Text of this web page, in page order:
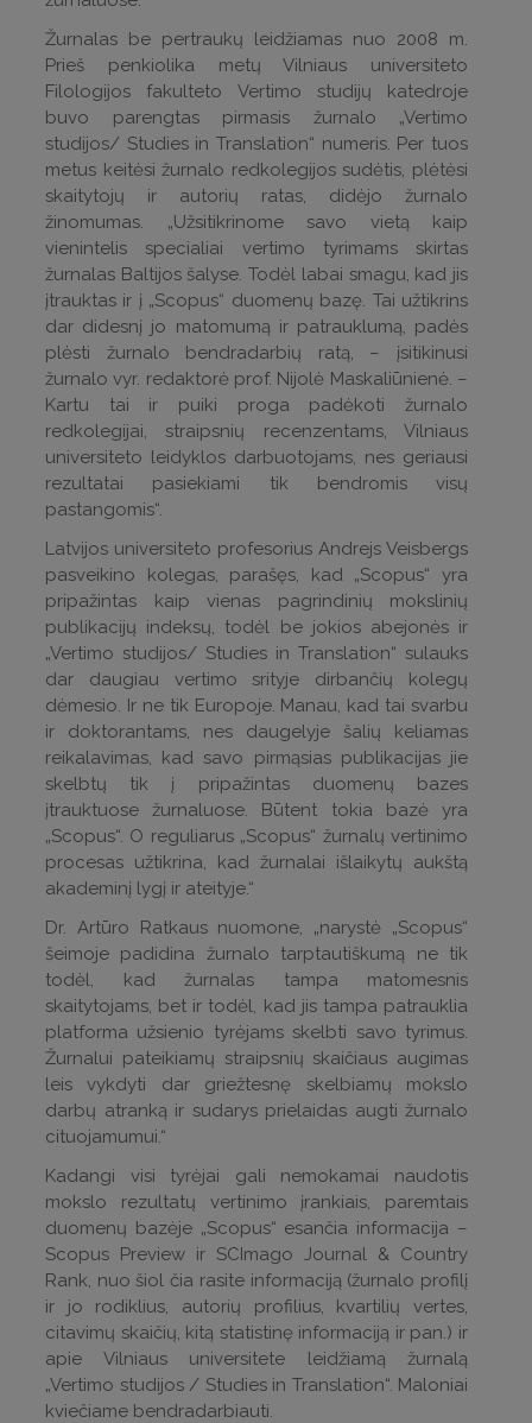
Žurnalas be pertraukų leidžiamas nuo 2008 m.
Prieš penkiolika metų Vilniaus universiteto
Filologijos fakulteto Vertimo studijų katedroje
buvo parengtas pirmasis žurnalo „Vertimo
studijos/ Studies in Translation“ numeris. Per tuos
metus keitėsi žurnalo redkolegijos sudėtis, plėtėsi
skaitytojų ir autorių ratas, didėjo žurnalo
žinomumas. „Užsitikrinome savo vietą kaip
vienintelis specialiai vertimo tyrimams skirtas
žurnalas Baltijos šalyse. Todėl labai smagu, kad jis
įtrauktas ir į „Scopus“ duomenų bazę. Tai užtikrins
dar didesnį jo matomumą ir patrauklumą, padės
plėsti žurnalo bendradarbių ratą, – įsitikinusi
žurnalo vyr. redaktorė prof. Nijolė Maskaliūnienė. –
Kartu tai ir puiki proga padėkoti žurnalo
redkolegijai, straipsnių recenzentams, Vilniaus
universiteto leidyklos darbuotojams, nes geriausi
rezultatai pasiekiami tik bendromis visų
pastangomis“.
Latvijos universiteto profesorius Andrejs Veisbergs
pasveikino kolegas, parašęs, kad „Scopus“ yra
pripažintas kaip vienas pagrindinių mokslinių
publikacijų indeksų, todėl be jokios abejonės ir
„Vertimo studijos/ Studies in Translation“ sulauks
dar daugiau vertimo srityje dirbančių kolegų
dėmesio. Ir ne tik Europoje. Manau, kad tai svarbu
ir doktorantams, nes daugelyje šalių keliamas
reikalavimas, kad savo pirmąsias publikacijas jie
skelbtų tik į pripažintas duomenų bazes
įtrauktuose žurnaluose. Būtent tokia bazė yra
„Scopus“. O reguliarus „Scopus“ žurnalų vertinimo
procesas užtikrina, kad žurnalai išlaikytų aukštą
akademinį lygį ir ateityje.“
Dr. Artūro Ratkaus nuomone, „narystė „Scopus“
šeimoje padidina žurnalo tarptautiškumą ne tik
todėl, kad žurnalas tampa matomesnis
skaitytojams, bet ir todėl, kad jis tampa patrauklia
platforma užsienio tyrėjams skelbti savo tyrimus.
Žurnalui pateikiamų straipsnių skaičiaus augimas
leis vykdyti dar griežtesnę skelbiamų mokslo
darbų atranką ir sudarys prielaidas augti žurnalo
cituojamumui.“
Kadangi visi tyrėjai gali nemokamai naudotis
mokslo rezultatų vertinimo įrankiais, paremtais
duomenų bazėje „Scopus“ esančia informacija –
Scopus Preview ir SCImago Journal & Country
Rank, nuo šiol čia rasite informaciją (žurnalo profilį
ir jo rodiklius, autorių profilius, kvartilių vertes,
citavimų skaičių, kitą statistinę informaciją ir pan.) ir
apie Vilniaus universitete leidžiamą žurnalą
„Vertimo studijos / Studies in Translation“. Maloniai
kviečiame bendradarbiauti.